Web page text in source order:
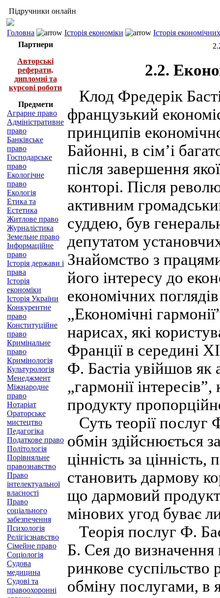
Підручники онлайн
Головна Історія економіки
Історія
Партнери
Авторські
реферати,
дипломні та
курсові роботи
Предмети
Аграрне право
Адміністративне
право
Банківське
право
Господарське
право
Екологічне
право
Екологія
Етика та
Естетика
Житлове право
Журналістика
Земельне право
Інформаційне
право
Історія держави і
права
Історія
економіки
Історія України
Конкурентне
право
Конституційне
право
Кримінальне
право
Кримінологія
Культурологія
Менеджмент
Міжнародне
право
Нотаріат
Ораторське
мистецтво
Педагогіка
Податкове право
Політологія
Порівняльне
правознавство
Право
інтелектуальної
власності
Право
соціального
забезпечення
Психологія
Релігієзнавство
Сімейне право
Соціологія
Судова
медицина
Судові та
правоохоронні
2.2.
Клод Фредерік
французький
принципів
Байонні, в сім’і
після завершення
конторі. Після
активним
суддею, був
депутатом
Знайомство з
його інтересу до
економічних
„Економічні
нарисах, які
Франції в середині
Ф. Бастіа увійшов як
„гармонії
продукту
Суть теорії послуг
обмін здійснюється
цінність за
становить дармову
що дармовий
мінових угод буває
Теорія послуг Ф.
Б. Сея до визначення
ринкове суспільство
обміну послугами, в